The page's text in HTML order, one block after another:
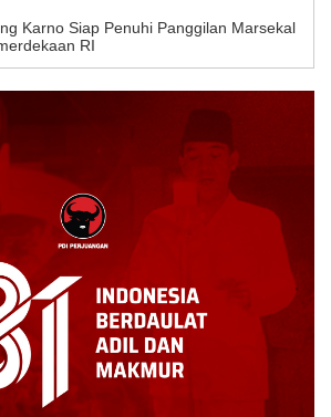
Karno Siap Penuhi Panggilan Marsekal
RI